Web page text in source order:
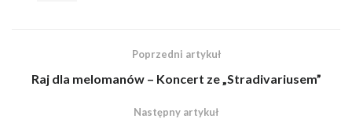
Poprzedni artykuł
Raj dla melomanów – Koncert ze „Stradivariusem”
Następny artykuł